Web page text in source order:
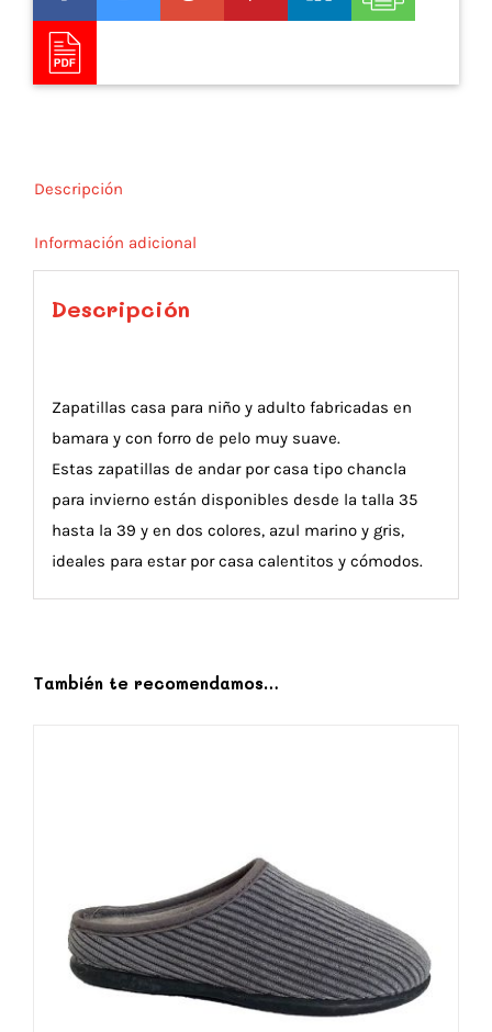
Descripción
Información adicional
Descripción
Zapatillas casa para niño y adulto fabricadas en
bamara y con forro de pelo muy suave.
Estas zapatillas de andar por casa tipo chancla
para invierno están disponibles desde la talla 35
hasta la 39 y en dos colores, azul marino y gris,
ideales para estar por casa calentitos y cómodos.
También te recomendamos…